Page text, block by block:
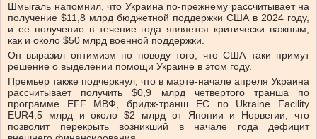
Шмыгаль напомнил, что Украина по-прежнему рассчитывает на
получение $11,8 млрд бюджетной поддержки США в 2024 году,
и ее получение в течение года является критически важным,
как и около $50 млрд военной поддержки.
Он выразил оптимизм по поводу того, что США таки примут
решение о выделении помощи Украине в этом году.
Премьер также подчеркнул, что в марте-начале апреля Украина
рассчитывает получить $0,9 млрд четвертого транша по
программе EFF МВФ, бридж-транш ЕС по Ukraine Facility
EUR4,5 млрд и около $2 млрд от Японии и Норвегии, что
позволит перекрыть возникший в начале года дефицит